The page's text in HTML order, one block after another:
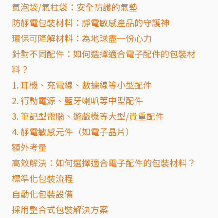
氣泡袋/氣柱袋：安全防護的氣墊
防靜電包裝材料：靜電敏感產品的守護神
環保可降解材料：為地球盡一份心力
針對不同配件：如何選擇適合電子配件的包裝材
料？
1. 耳機、充電線、數據線等小型配件
2. 行動電源、藍牙喇叭等中型配件
3. 筆記型電腦、遊戲機等大型/貴重配件
4. 靜電敏感元件（如電子晶片）
額外考量
高效解決：如何選擇適合電子配件的包裝材料？
標準化包裝流程
自動化包裝設備
採用整合式包裝解決方案